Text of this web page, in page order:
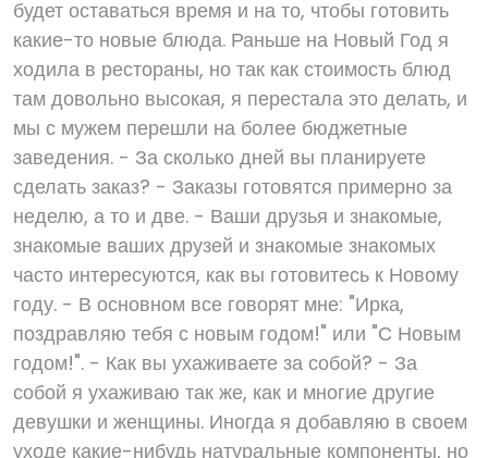
будет оставаться время и на то, чтобы готовить
какие-то новые блюда. Раньше на Новый Год я
ходила в рестораны, но так как стоимость блюд
там довольно высокая, я перестала это делать, и
мы с мужем перешли на более бюджетные
заведения. - За сколько дней вы планируете
сделать заказ? - Заказы готовятся примерно за
неделю, а то и две. - Ваши друзья и знакомые,
знакомые ваших друзей и знакомые знакомых
часто интересуются, как вы готовитесь к Новому
году. - В основном все говорят мне: "Ирка,
поздравляю тебя с новым годом!" или "С Новым
годом!". - Как вы ухаживаете за собой? - За
собой я ухаживаю так же, как и многие другие
девушки и женщины. Иногда я добавляю в своем
уходе какие-нибудь натуральные компоненты, но